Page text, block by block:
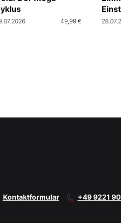
49,99 €
Kontaktformular +49 9221